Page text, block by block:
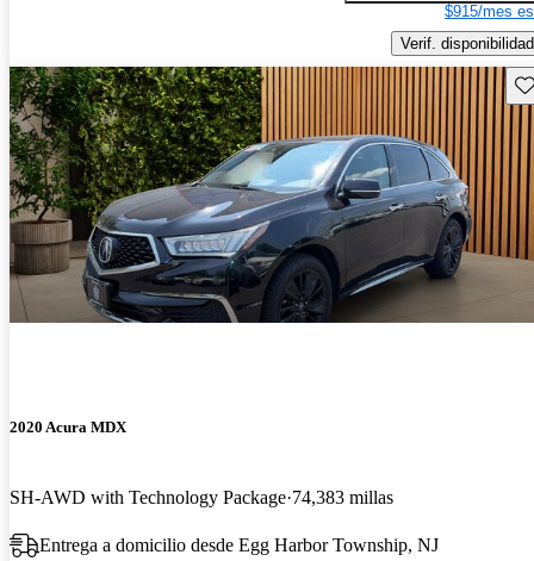
$915/mes
Verif. disponibilidad
2020 Acura MDX
SH-AWD with Technology Package 74,383 millas
Entrega a domicilio desde Egg Harbor Township, NJ